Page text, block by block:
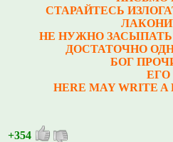
СТАРАЙТЕСЬ
НЕ НУЖНО
ДОСТАТОЧНО
БОГ
ЕГО
HERE MAY WRITE A
+354